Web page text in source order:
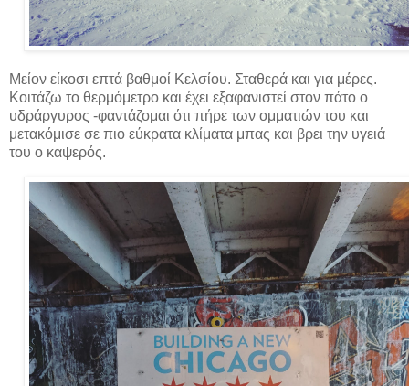
Μείον είκοσι επτά βαθμοί Κελσίου. Σταθερά και για μέρες.
Κοιτάζω το θερμόμετρο και έχει εξαφανιστεί στον πάτο ο
υδράργυρος -φαντάζομαι ότι πήρε των ομματιών του και
μετακόμισε σε πιο εύκρατα κλίματα μπας και βρει την υγειά
του ο καψερός.